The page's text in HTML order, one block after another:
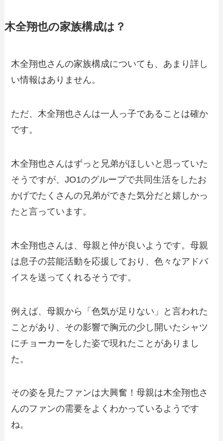
木全翔也の家族構成は？
木全翔也さんの家族構成についても、あまり詳し
い情報はありません。
ただ、木全翔也さんは一人っ子であることは確か
です。
木全翔也さんはずっと兄弟がほしいと思っていた
そうですが、JO1のグループで共同生活をしたお
かげでたくさんの兄弟ができた気分だと嬉しかっ
たと言っています。
木全翔也さんは、母親と仲が良いようです。母親
は息子の芸能活動を応援しており、色々なアドバ
イスを送ってくれるそうです。
例えば、母親から「色気が足りない」と言われた
ことがあり、その影響で胸元の少し開いたシャツ
にチョーカーをした姿で現れたことがありまし
た。
その姿を見たファンは大興奮！母親は木全翔也さ
んのファンの需要をよくわかっているようです
ね。